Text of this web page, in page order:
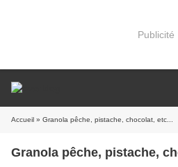
Publicité
Accueil » Granola pêche, pistache, chocolat, etc...
Granola pêche, pistache,